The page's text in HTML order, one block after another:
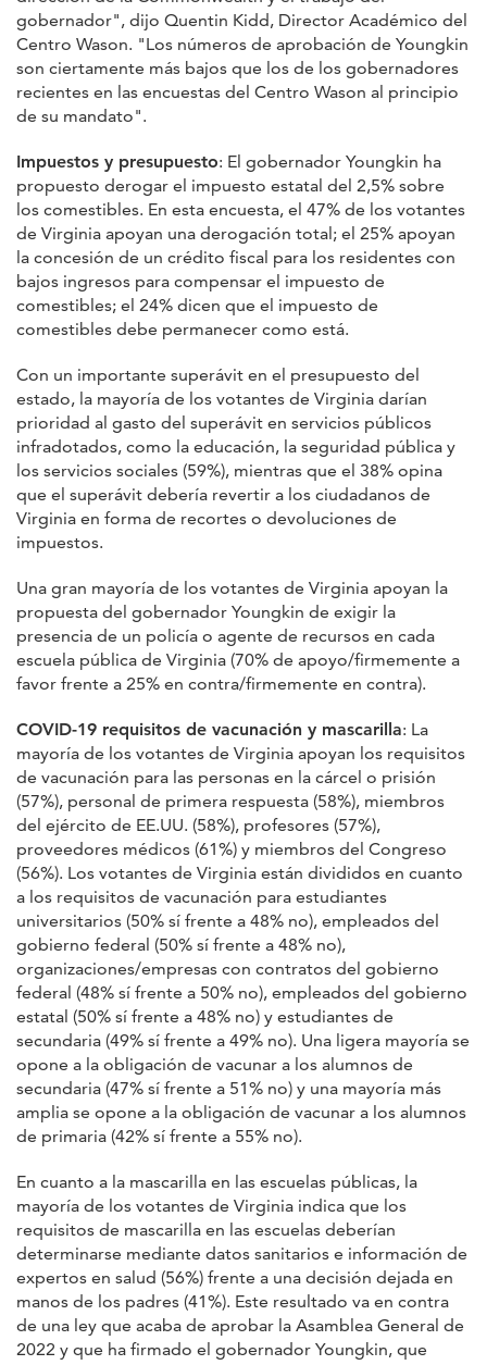
gobernador", dijo Quentin Kidd, Director Académico del
Centro Wason. "Los números de aprobación de Youngkin
son ciertamente más bajos que los de los gobernadores
recientes en las encuestas del Centro Wason al principio
de su mandato".
Impuestos y presupuesto: El gobernador Youngkin ha
propuesto derogar el impuesto estatal del 2,5% sobre
los comestibles. En esta encuesta, el 47% de los votantes
de Virginia apoyan una derogación total; el 25% apoyan
la concesión de un crédito fiscal para los residentes con
bajos ingresos para compensar el impuesto de
comestibles; el 24% dicen que el impuesto de
comestibles debe permanecer como está.
Con un importante superávit en el presupuesto del
estado, la mayoría de los votantes de Virginia darían
prioridad al gasto del superávit en servicios públicos
infradotados, como la educación, la seguridad pública y
los servicios sociales (59%), mientras que el 38% opina
que el superávit debería revertir a los ciudadanos de
Virginia en forma de recortes o devoluciones de
impuestos.
Una gran mayoría de los votantes de Virginia apoyan la
propuesta del gobernador Youngkin de exigir la
presencia de un policía o agente de recursos en cada
escuela pública de Virginia (70% de apoyo/firmemente a
favor frente a 25% en contra/firmemente en contra).
COVID-19 requisitos de vacunación y mascarilla: La
mayoría de los votantes de Virginia apoyan los requisitos
de vacunación para las personas en la cárcel o prisión
(57%), personal de primera respuesta (58%), miembros
del ejército de EE.UU. (58%), profesores (57%),
proveedores médicos (61%) y miembros del Congreso
(56%). Los votantes de Virginia están divididos en cuanto
a los requisitos de vacunación para estudiantes
universitarios (50% sí frente a 48% no), empleados del
gobierno federal (50% sí frente a 48% no),
organizaciones/empresas con contratos del gobierno
federal (48% sí frente a 50% no), empleados del gobierno
estatal (50% sí frente a 48% no) y estudiantes de
secundaria (49% sí frente a 49% no). Una ligera mayoría se
opone a la obligación de vacunar a los alumnos de
secundaria (47% sí frente a 51% no) y una mayoría más
amplia se opone a la obligación de vacunar a los alumnos
de primaria (42% sí frente a 55% no).
En cuanto a la mascarilla en las escuelas públicas, la
mayoría de los votantes de Virginia indica que los
requisitos de mascarilla en las escuelas deberían
determinarse mediante datos sanitarios e información de
expertos en salud (56%) frente a una decisión dejada en
manos de los padres (41%). Este resultado va en contra
de una ley que acaba de aprobar la Asamblea General de
2022 y que ha firmado el gobernador Youngkin, que